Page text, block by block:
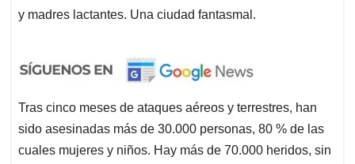
y madres lactantes. Una ciudad fantasmal.
Tras cinco meses de ataques aéreos y terrestres, han
sido asesinadas más de 30.000 personas, 80 % de las
cuales mujeres y niños. Hay más de 70.000 heridos, sin